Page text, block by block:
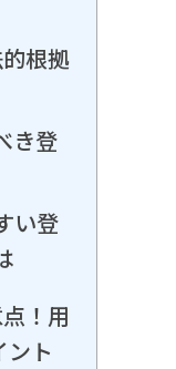
根拠
き登
い登
！用
ト